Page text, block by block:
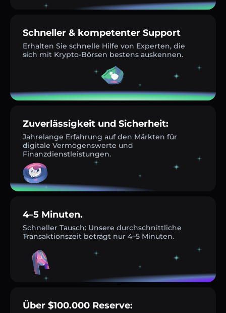
Schneller & kompetenter Support
Erhalten Sie schnelle Hilfe von Experten, die
sich mit Krypto-Börsen bestens auskennen.
Zuverlässigkeit und Sicherheit:
Jahrelange Erfahrung auf den Märkten für
digitale Vermögenswerte und
Finanzdienstleistungen.
4–5 Minuten.
Schneller Tausch: Unsere durchschnittliche
Transaktionszeit beträgt nur 4–5 Minuten.
Über $100.000 Reserve: